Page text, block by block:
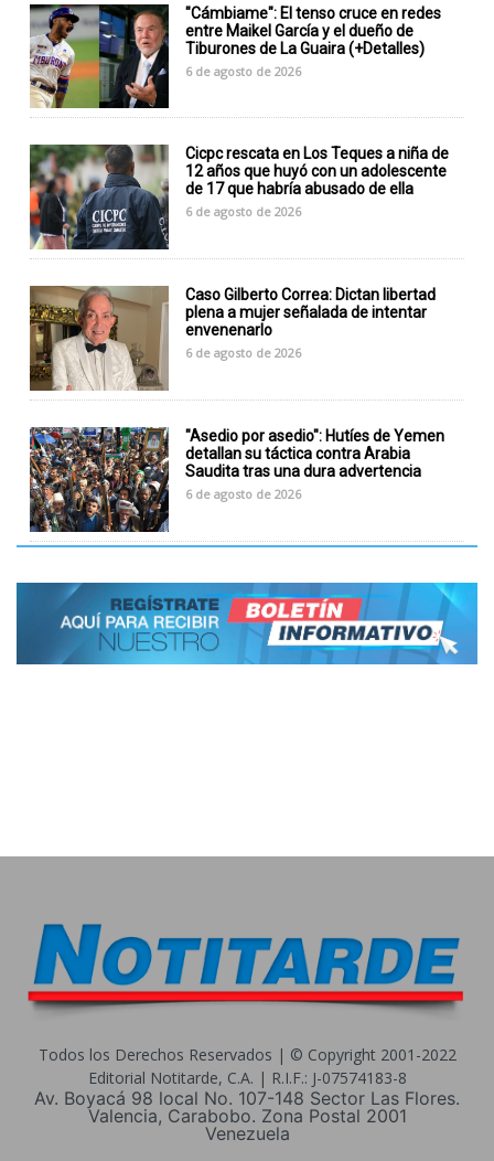
"Cámbiame": El tenso cruce en redes
entre Maikel García y el dueño de
Tiburones de La Guaira (+Detalles)
6 de agosto de 2026
Cicpc rescata en Los Teques a niña de
12 años que huyó con un adolescente
de 17 que habría abusado de ella
6 de agosto de 2026
Caso Gilberto Correa: Dictan libertad
plena a mujer señalada de intentar
envenenarlo
6 de agosto de 2026
"Asedio por asedio": Hutíes de Yemen
detallan su táctica contra Arabia
Saudita tras una dura advertencia
6 de agosto de 2026
Todos los Derechos Reservados | © Copyright 2001-2022
Editorial Notitarde, C.A. | R.I.F.: J-07574183-8
Av. Boyacá 98 local No. 107-148 Sector Las Flores.
Valencia, Carabobo. Zona Postal 2001
Venezuela